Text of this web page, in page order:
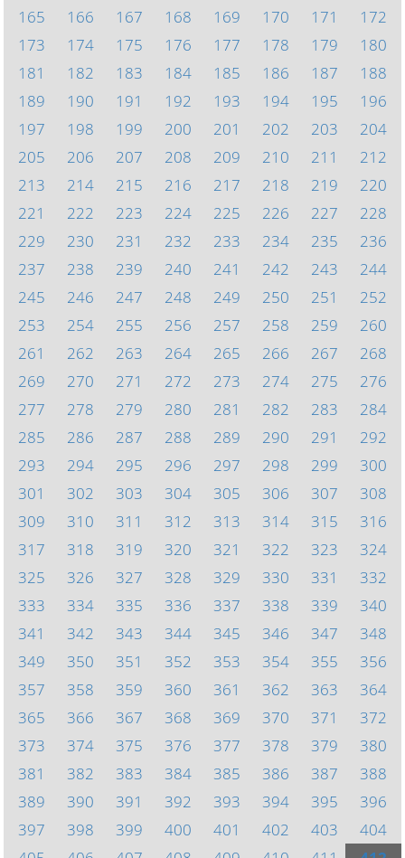
165
166 167 168 169 170 171
172
173
174 175 176 177 178 179
180
181
182 183 184 185 186 187
188
189
190 191 192 193 194 195
196
197
198 199 200 201 202 203
204
205
206 207 208 209 210 211
212
213
214 215 216 217 218 219
220
221
222 223 224 225 226 227
228
229
230 231 232 233 234 235
236
237
238 239 240 241 242 243
244
245
246 247 248 249 250 251
252
253
254 255 256 257 258 259
260
261
262 263 264 265 266 267
268
269
270 271 272 273 274 275
276
277
278 279 280 281 282 283
284
285
286 287 288 289 290 291
292
293
294 295 296 297 298 299
300
301
302 303 304 305 306 307
308
309
310 311 312 313 314 315
316
317
318 319 320 321 322 323
324
325
326 327 328 329 330 331
332
333
334 335 336 337 338 339
340
341
342 343 344 345 346 347
348
349
350 351 352 353 354 355
356
357
358 359 360 361 362 363
364
365
366 367 368 369 370 371
372
373
374 375 376 377 378 379
380
381
382 383 384 385 386 387
388
389
390 391 392 393 394 395
396
397
398 399 400 401 402 403
404